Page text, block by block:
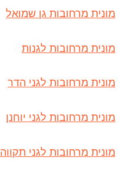
מונית מרחובות גן שמואל
מונית מרחובות לגנות
מונית מרחובות לגני הדר
מונית מרחובות לגני יוחנן
מונית מרחובות לגני תקווה